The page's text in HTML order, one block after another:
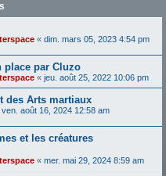
« dim. mars 05, 2023 4:54 pm
place par Cluzo
« jeu. août 25, 2022 10:06 pm
des Arts martiaux
ven. août 16, 2024 12:58 am
et les créatures
« mer. mai 29, 2024 8:59 am